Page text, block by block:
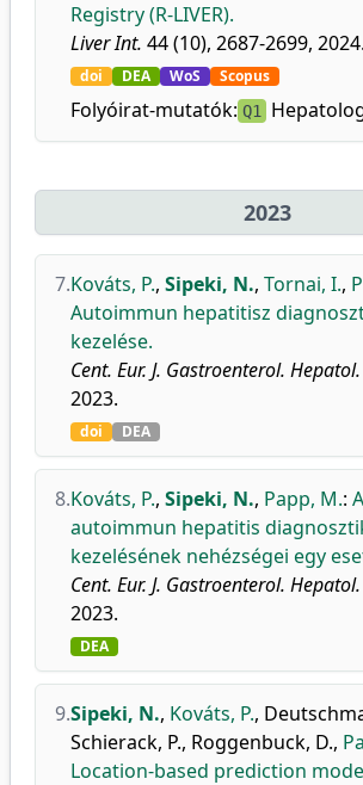
Registry (R-LIVER).
Liver Int. 44 (10), 2687-2699, 2024.
doi DEA WoS Scopus
Folyóirat-mutatók: Q1
2023
7.Kováts, P., Sipeki, N., Tornai, I.,
Autoimmun hepatitisz
kezelése.
Cent. Eur. J. Gastroenterol. Hepatol.
2023.
doi DEA
8.Kováts, P., Sipeki, N., Papp, M.:
autoimmun hepatitis
kezelésének nehézségei egy
Cent. Eur. J. Gastroenterol. Hepatol.
2023.
DEA
9.Sipeki, N., Kováts, P.,
Schierack, P., Roggenbuck, D.,
Location-based prediction